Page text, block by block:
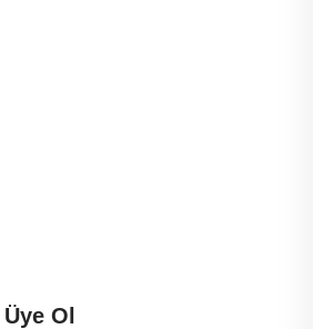
Ol